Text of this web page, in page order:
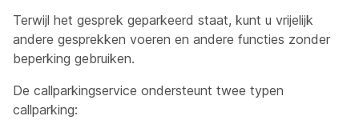
Terwijl het gesprek geparkeerd staat, kunt u vrijelijk
andere gesprekken voeren en andere functies zonder
beperking gebruiken.
De callparkingservice ondersteunt twee typen
callparking: